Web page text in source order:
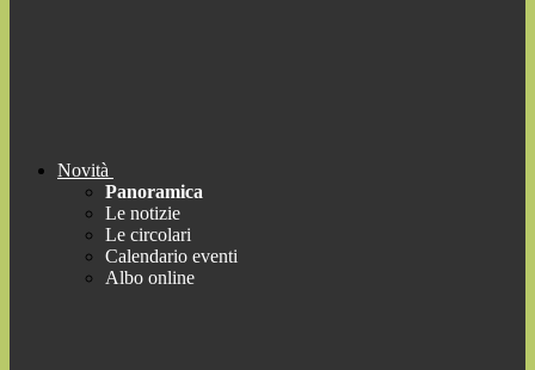
Novità
Panoramica
Le notizie
Le circolari
Calendario eventi
Albo online